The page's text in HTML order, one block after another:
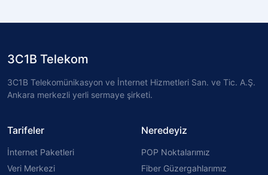
3C1B Telekom
3C1B Telekomünikasyon ve İnternet Hizmetleri San. ve Tic. A.Ş.
Ankara merkezli yerli sermaye şirketi.
Tarifeler
İnternet Paketleri
Veri Merkezi
Neredeyiz
POP Noktalarımız
Fiber Güzergahlarımız